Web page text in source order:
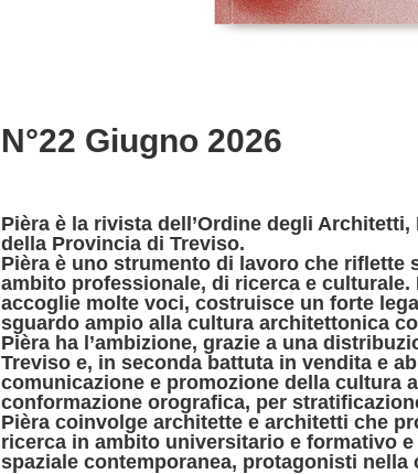
N°22 Giugno 2026
Pièra è la rivista dell’Ordine degli
della Provincia di Treviso.
Pièra è uno strumento di lavoro che riflette
ambito professionale, di ricerca e
accoglie molte voci, costruisce un forte
sguardo ampio alla cultura architettonica
Pièra ha l’ambizione, grazie a una
Treviso e, in seconda battuta in vendita e
comunicazione e promozione della
conformazione orografica, per
Pièra coinvolge architette e architetti che
ricerca in ambito universitario e formativo
spaziale contemporanea, protagonisti